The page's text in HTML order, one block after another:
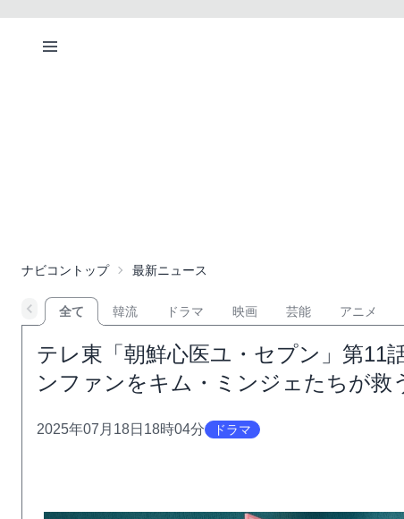
ナビコントップ 最新ニュース
全て 韓流 ドラマ 映画 芸能 アニメ
テレ東「朝鮮心医ユ・セプン」第11
ンファンをキム・ミンジェたちが救
2025年07月18日18時04分 ドラマ